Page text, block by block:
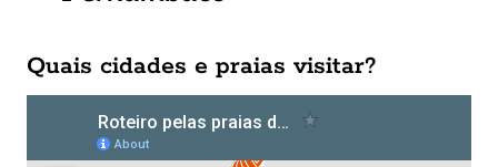
Quais cidades e praias visitar?